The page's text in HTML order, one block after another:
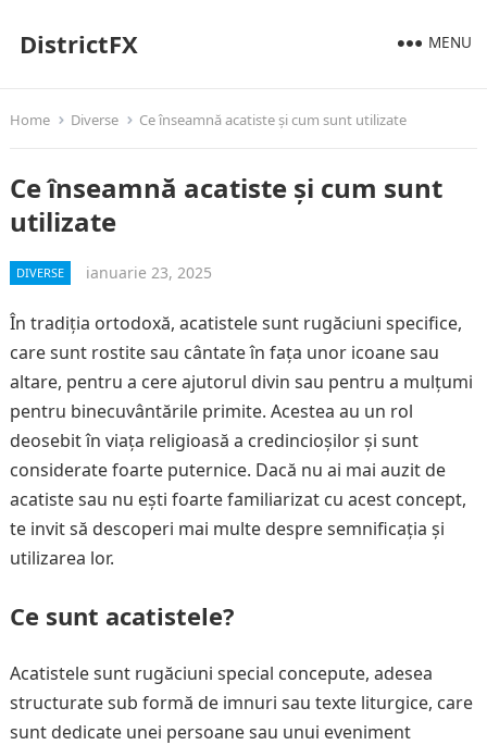
DistrictFX MENU
Home Diverse Ce înseamnă acatiste și cum sunt utilizate
Ce înseamnă acatiste și cum sunt
utilizate
DIVERSE ianuarie 23, 2025
În tradiția ortodoxă, acatistele sunt rugăciuni specifice,
care sunt rostite sau cântate în fața unor icoane sau
altare, pentru a cere ajutorul divin sau pentru a mulțumi
pentru binecuvântările primite. Acestea au un rol
deosebit în viața religioasă a credincioșilor și sunt
considerate foarte puternice. Dacă nu ai mai auzit de
acatiste sau nu ești foarte familiarizat cu acest concept,
te invit să descoperi mai multe despre semnificația și
utilizarea lor.
Ce sunt acatistele?
Acatistele sunt rugăciuni special concepute, adesea
structurate sub formă de imnuri sau texte liturgice, care
sunt dedicate unei persoane sau unui eveniment